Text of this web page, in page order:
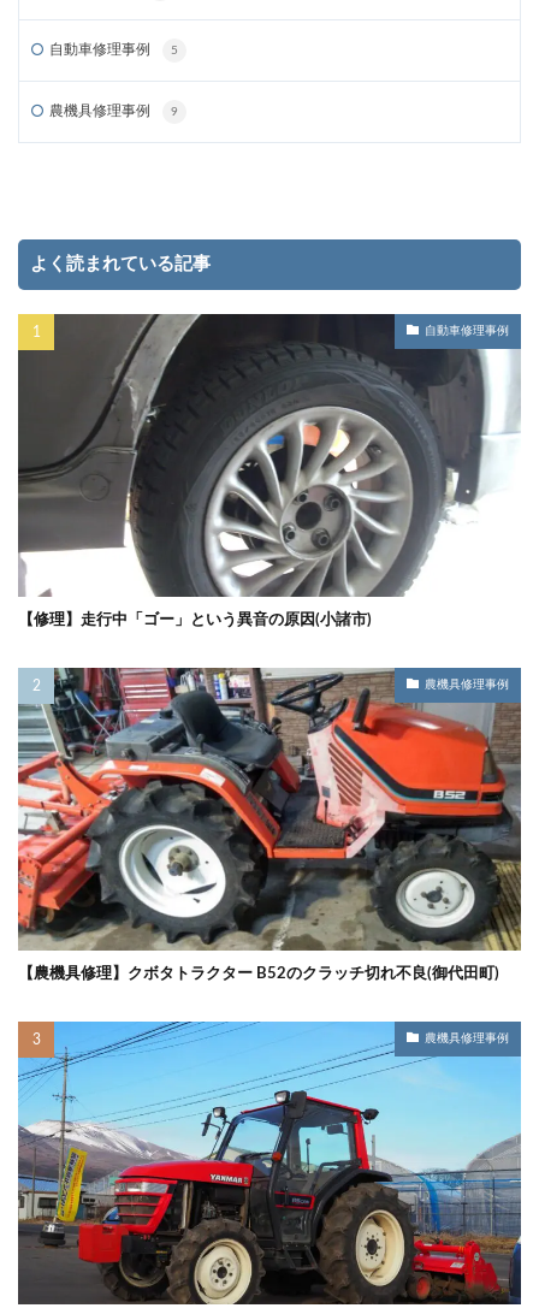
自動車修理事例 5
農機具修理事例 9
よく読まれている記事
自動車修理事例
【修理】走行中「ゴー」という異音の原因(小諸市)
農機具修理事例
【農機具修理】クボタトラクター B52のクラッチ切れ不良(御代田町)
農機具修理事例